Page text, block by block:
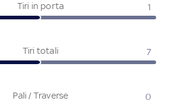
Tiri in porta 1
Tiri totali 7
Pali / Traverse 0